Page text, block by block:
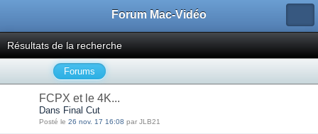
Forum Mac-Vidéo
Résultats de la recherche
Forums
FCPX et le 4K...
Dans Final Cut
Posté le 26 nov. 17 16:08 par JLB21